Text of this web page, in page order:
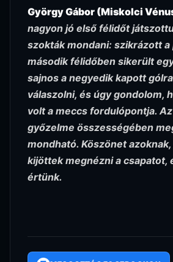
György Gábor (Miskolci
nagyon jó első félidőt
szokták mondani: szikrázott a
második félidőben sikerült
sajnos a negyedik kapott
válaszolni, és úgy gondolom,
volt a meccs fordulópontja.
győzelme összességében
mondható. Köszönet
kijöttek megnézni a csapatot,
értünk.